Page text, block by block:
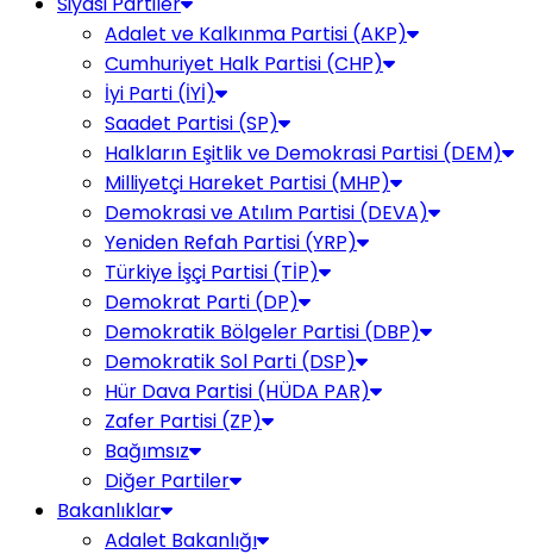
Adalet ve Kalkınma Partisi (AKP)
Cumhuriyet Halk Partisi (CHP)
İyi Parti (İYİ)
Saadet Partisi (SP)
Halkların Eşitlik ve Demokrasi Partisi (DEM)
Milliyetçi Hareket Partisi (MHP)
Demokrasi ve Atılım Partisi (DEVA)
Yeniden Refah Partisi (YRP)
Türkiye İşçi Partisi (TİP)
Demokrat Parti (DP)
Demokratik Bölgeler Partisi (DBP)
Demokratik Sol Parti (DSP)
Hür Dava Partisi (HÜDA PAR)
Zafer Partisi (ZP)
Bağımsız
Diğer Partiler
Bakanlıklar
Adalet Bakanlığı